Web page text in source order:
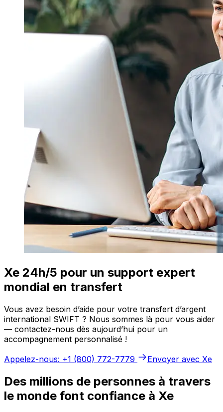
Xe 24h/5 pour un support expert
mondial en transfert
Vous avez besoin d’aide pour votre transfert d’argent
international SWIFT ? Nous sommes là pour vous aider
— contactez-nous dès aujourd’hui pour un
accompagnement personnalisé !
Appelez-nous: +1 (800) 772-7779
Envoyer avec Xe
Des millions de personnes à travers
le monde font confiance à Xe